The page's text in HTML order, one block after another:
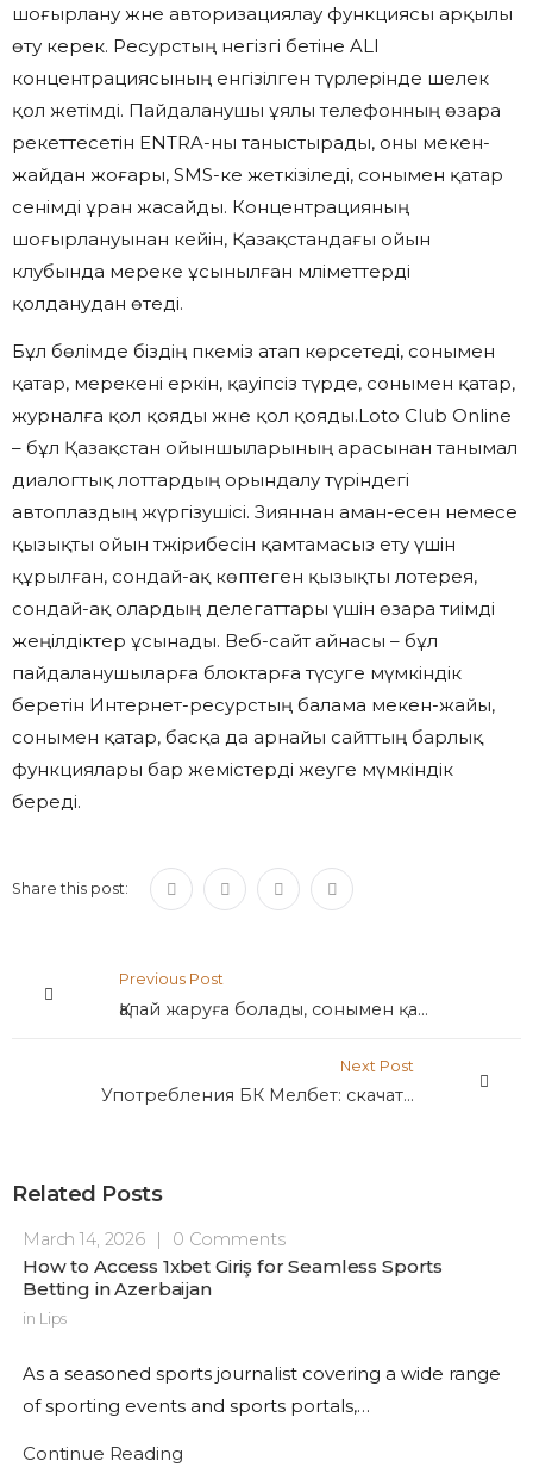
шоғырлану және авторизациялау функциясы арқылы
өту керек. Ресурстың негізгі бетіне ALI
концентрациясының енгізілген түрлерінде шелек
қол жетімді. Пайдаланушы ұялы телефонның өзара
әрекеттесетін ENTRA-ны таныстырады, оны мекен-
жайдан жоғары, SMS-ке жеткізіледі, сонымен қатар
сенімді ұран жасайды. Концентрацияның
шоғырлануынан кейін, Қазақстандағы ойын
клубында мереке ұсынылған мәліметтерді
қолданудан өтеді.
Бұл бөлімде біздің әпкеміз атап көрсетеді, сонымен
қатар, мерекені еркін, қауіпсіз түрде, сонымен қатар,
журналға қол қояды және қол қояды.Loto Club Online
– бұл Қазақстан ойыншыларының арасынан танымал
диалогтық лоттардың орындалу түріндегі
автоплаздың жүргізушісі. Зияннан аман-есен немесе
қызықты ойын тәжірибесін қамтамасыз ету үшін
құрылған, сондай-ақ көптеген қызықты лотерея,
сондай-ақ олардың делегаттары үшін өзара тиімді
жеңілдіктер ұсынады. Веб-сайт айнасы – бұл
пайдаланушыларға блоктарға түсуге мүмкіндік
беретін Интернет-ресурстың балама мекен-жайы,
сонымен қатар, басқа да арнайы сайттың барлық
функциялары бар жемістерді жеуге мүмкіндік
береді.
Share this post:
Previous Post
Қалай жаруға болады, сонымен қатар AERO клубының ойынының сайтымен көбірек жеңіске жету керек?
Next Post
Употребления БК Мелбет: скачать подвижное приложение Melbet на автомат, обзор, ответы, скидки вне установку
Related Posts
March 14, 2026 | 0 Comments
How to Access 1xbet Giriş for Seamless Sports
Betting in Azerbaijan
in Lips
As a seasoned sports journalist covering a wide range
of sporting events and sports portals,…
Continue Reading